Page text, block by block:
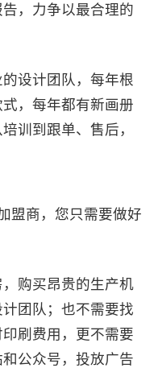
，力争以最合理的
设计团队，每年根
，每年都有新画册
训到跟单、售后，
商，您只需要做好
购买昂贵的生产机
团队；也不需要找
刷费用，更不需要
公众号，投放广告